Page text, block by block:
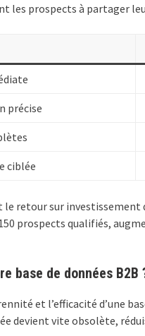
les prospects à partager
précise
ciblée
retour sur investissement
prospects qualifiés,
base de données B2B
et l’efficacité d’une
devient vite obsolète,